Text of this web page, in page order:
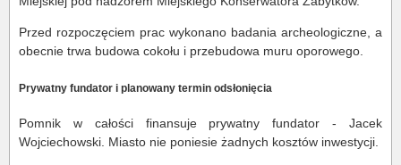
Przed rozpoczęciem prac wykonano badania archeologiczne, a
obecnie trwa budowa cokołu i przebudowa muru oporowego.
Prywatny fundator i planowany termin odsłonięcia
Pomnik w całości finansuje prywatny fundator - Jacek
Wojciechowski. Miasto nie poniesie żadnych kosztów inwestycji.